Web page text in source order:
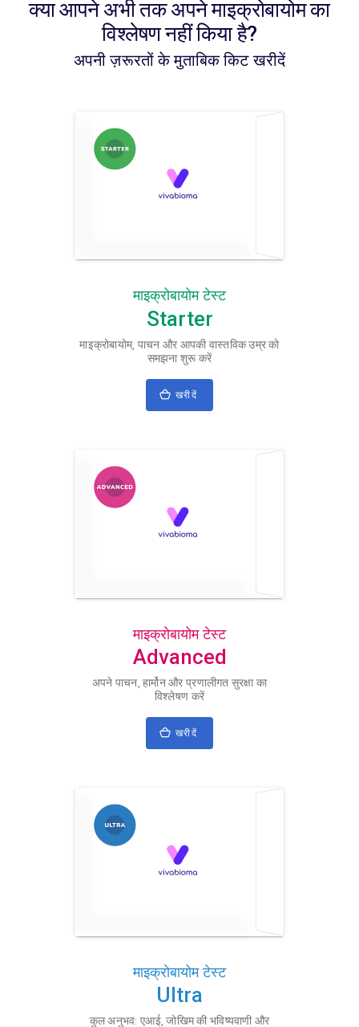
क्या आपने अभी तक अपने माइक्रोबायोम का
विश्लेषण नहीं किया है?
अपनी ज़रूरतों के मुताबिक किट खरीदें
माइक्रोबायोम टेस्ट
Starter
माइक्रोबायोम, पाचन और आपकी वास्तविक उम्र को
समझना शुरू करें
खरीदें
माइक्रोबायोम टेस्ट
Advanced
अपने पाचन, हार्मोन और प्रणालीगत सुरक्षा का
विश्लेषण करें
खरीदें
माइक्रोबायोम टेस्ट
Ultra
कुल अनुभव: एआई, जोखिम की भविष्यवाणी और